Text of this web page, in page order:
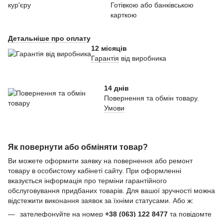
Готівкою або банківською
карткою
Детальніше про оплату
12 місяців
Гарантія від виробника
14 днів
Повернення та обмін товару.
Умови
Як повернути або обміняти товар?
Ви можете оформити заявку на повернення або ремонт
товару в особистому кабінеті сайту. При оформленні
вказується інформація про терміни гарантійного
обслуговування придбаних товарів. Для вашої зручності можна
відстежити виконання заявок за їхніми статусами. Або ж:
зателефонуйте на номер +38 (063) 122 8477 та повідомте